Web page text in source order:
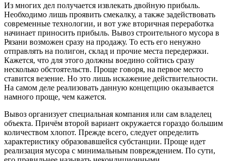
Из многих дел получается извлекать двойную прибыль.
Необходимо лишь проявить смекалку, а также задействовать
современные технологии, и вот уже вторичная переработка
начинает приносить прибыль. Вывоз строительного мусора в
Рязани возможен сразу на продажу. То есть его ненужно
отправлять на полигон, склад и прочие места передержки.
Кажется, что для этого должны воедино сойтись сразу
несколько обстоятельств. Проще говоря, на первое место
ставится везение. Но это лишь искажение действительности.
На самом деле реализовать данную концепцию оказывается
намного проще, чем кажется.
Вывоз организует специальная компания или сам владелец
объекта. Причём второй вариант окружается гораздо большим
количеством хлопот. Прежде всего, следует определить
характеристику образовавшейся субстанции. Проще идет
реализация мусора с минимальным повреждением. По сути,